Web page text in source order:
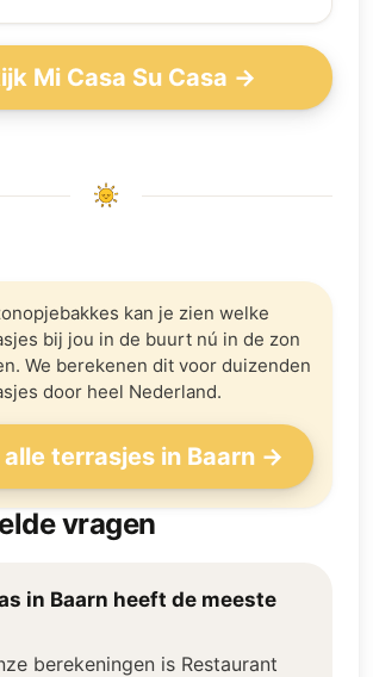
Mi Casa Su Casa →
kan je zien welke
bij jou in de buurt nú in de zon
We berekenen dit voor duizenden
door heel Nederland.
terrasjes in Baarn →
vragen
in Baarn heeft de meeste
berekeningen is Restaurant